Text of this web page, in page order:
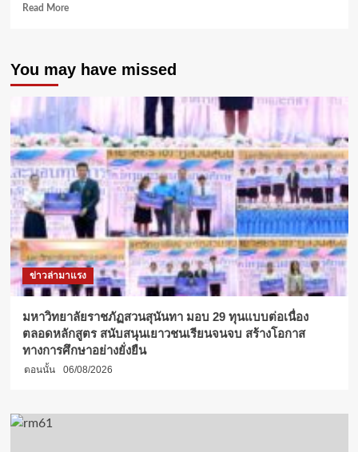
Read MoreRead
ศึกษา
ศาสตร์
มหาวิทยาลัย
จัด
พิธี
มอบ
ครุ
สิทธิ์
มอบ
สิทธิ์
แห่ง
ความ
เป็น
ครู
ให้
นักศึกษา
ชั้น
ปี
สุดท้าย
ปี
2568
You may have missed
ข่าวล่ามาแรง
มหาวิทยาลัยราชภัฏสวนสุนันทา มอบ 29 ทุนแบบต่อเนื่อง
ตลอดหลักสูตร สนับสนุนเยาวชนเรียนจนจบ สร้างโอกาส
ทางการศึกษาอย่างยั่งยืน
ตอนนั้น 06/08/2026